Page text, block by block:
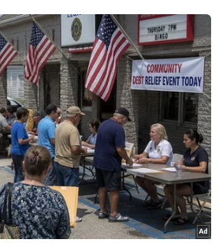
tinh thần tối cao của Iran, Đại
cho biết thủ lĩnh của tổ
(IS) Abu Bakr al-Baghdadi